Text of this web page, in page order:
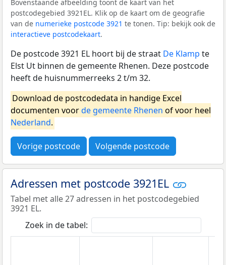
Bovenstaande afbeelding toont de kaart van het
postcodegebied 3921EL. Klik op de kaart om de geografie
van de numerieke postcode 3921 te tonen. Tip: bekijk ook de
interactieve postcodekaart.
De postcode 3921 EL hoort bij de straat De Klamp te
Elst Ut binnen de gemeente Rhenen. Deze postcode
heeft de huisnummerreeks 2 t/m 32.
Download de postcodedata in handige Excel
documenten voorde gemeente Rhenen of voor heel
Nederland.
Vorige postcode Volgende postcode
Adressen met postcode 3921EL
Tabel met alle 27 adressen in het postcodegebied
3921 EL.
Zoek in de tabel: